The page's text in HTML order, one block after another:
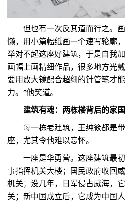
但也有一次反其道而行之。画
懒，用小篇幅纸画一个速写轮廓
举对不起这座好建筑，于是自我
画幅上画精细作品，很多地方光
要用放大镜配合超细的针管笔才
力。”他笑道。
建筑有魂：两栋楼背后的家
每一栋老建筑，王纯筱都是带
座，尤其令他难以忘怀。
一座是华勇营。这座建筑最初
事指挥机关大楼；国民政府收回
机关；没几年，日军侵占威海，
关；新中国成立后，它成为中国